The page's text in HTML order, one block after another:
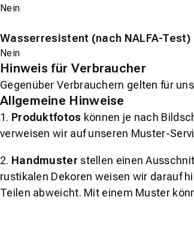
Nein
Wasserresistent (nach NALFA-Test)
Nein
Hinweis für Verbraucher
Gegenüber Verbrauchern gelten für
Allgemeine Hinweise
1. Produktfotos können je nach
verweisen wir auf unseren Muster-
2. Handmuster stellen einen
rustikalen Dekoren weisen wir darauf
Teilen abweicht. Mit einem Muster